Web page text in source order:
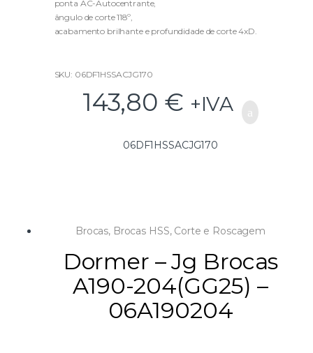
o
f
5
ponta AC-Autocentrante,
ângulo de corte 118º,
acabamento brilhante e profundidade de corte 4xD.
SKU: 06DF1HSSACJG170
143,80 € +IVA
06DF1HSSACJG170
Brocas, Brocas HSS, Corte e Roscagem
Dormer – Jg Brocas
A190-204(GG25) –
06A190204